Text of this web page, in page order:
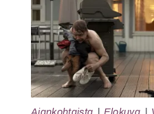
Ajankohtaista Elokuva